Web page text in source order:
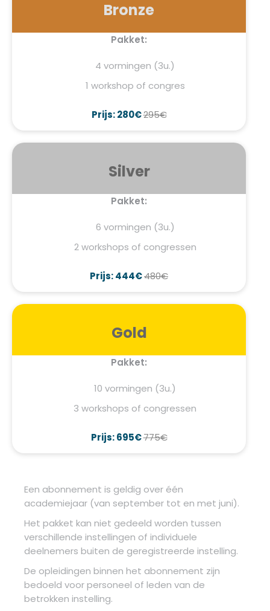
Bronze
Pakket:
4 vormingen (3u.)
1 workshop of congres
Prijs: 280€295€
Silver
Pakket:
6 vormingen (3u.)
2 workshops of congressen
Prijs: 444€480€
Gold
Pakket:
10 vormingen (3u.)
3 workshops of congressen
Prijs: 695€775€
Een abonnement is geldig over één
academiejaar (van september tot en met juni).
Het pakket kan niet gedeeld worden tussen
verschillende instellingen of individuele
deelnemers buiten de geregistreerde instelling.
De opleidingen binnen het abonnement zijn
bedoeld voor personeel of leden van de
betrokken instelling.